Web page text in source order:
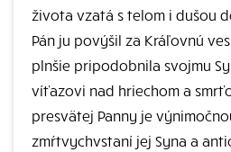
života vzatá s telom i dušou
Pán ju povýšil za Kráľovnú
plnšie pripodobnila svojmu
víťazovi nad hriechom a
presvätej Panny je
zmŕtvychvstaní jej Syna a